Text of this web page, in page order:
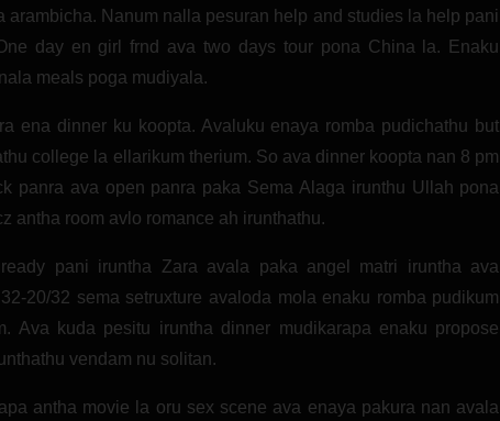
arambicha. Nanum nalla pesuran help and studies la help pani
day en girl frnd ava two days tour pona China la. Enaku
meals poga mudiyala.
ena dinner ku koopta. Avaluku enaya romba pudichathu but
college la ellarikum therium. So ava dinner koopta nan 8 pm
panra ava open panra paka Sema Alaga irunthu Ullah pona
antha room avlo romance ah irunthathu.
pani iruntha Zara avala paka angel matri iruntha ava
20/32 sema setruxture avaloda mola enaku romba pudikum
Ava kuda pesitu iruntha dinner mudikarapa enaku propose
vendam nu solitan.
antha movie la oru sex scene ava enaya pakura nan avala